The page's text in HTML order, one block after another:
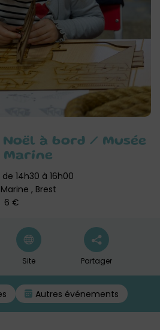
à bord / Musée
14h30 à 16h00
, Brest
6 €
Site Partager
Autres événements